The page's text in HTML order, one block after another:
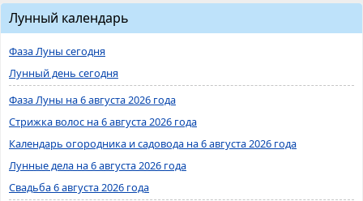
Лунный календарь
Фаза Луны сегодня
Лунный день сегодня
Фаза Луны на 6 августа 2026 года
Стрижка волос на 6 августа 2026 года
Календарь огородника и садовода на 6 августа 2026 года
Лунные дела на 6 августа 2026 года
Свадьба 6 августа 2026 года